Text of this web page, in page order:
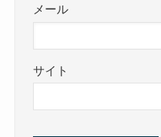
メール
サイト